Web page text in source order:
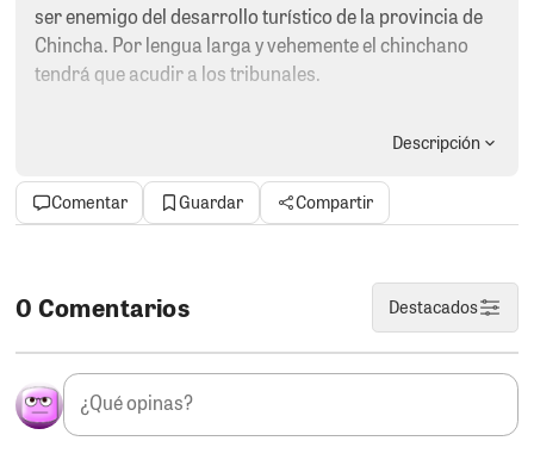
ser enemigo del desarrollo turístico de la provincia de
Chincha. Por lengua larga y vehemente el chinchano
tendrá que acudir a los tribunales.
Se realizó la inspección ocular
para evaluar las condiciones del seguridad del nuevo
recorrido profesional del Señor de Luren. En las
próximas horas, la Sub Gerencia de Defensa Civil dará
sentido común la imagen del Cristo Moreno, no debe de
3- SE CORRE DE LA JUSTICIA..
de Los Aquijes, Edward Amoroto se cree vivo y continúa
utilizando maniobras dilatorias para que no avance la
Descripción
Comentar Guardar Compartir
0 Comentarios Destacados